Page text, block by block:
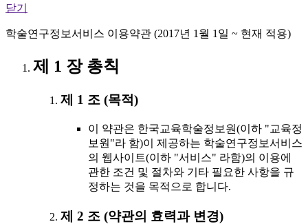
닫기
학술연구정보서비스 이용약관 (2017년 1월 1일 ~ 현재 적용)
제 1 장 총칙
제 1 조 (목적)
이 약관은 한국교육학술정보원(이하 "교육정
보원"라 함)이 제공하는 학술연구정보서비스
의 웹사이트(이하 "서비스" 라함)의 이용에
관한 조건 및 절차와 기타 필요한 사항을 규
정하는 것을 목적으로 합니다.
제 2 조 (약관의 효력과 변경)